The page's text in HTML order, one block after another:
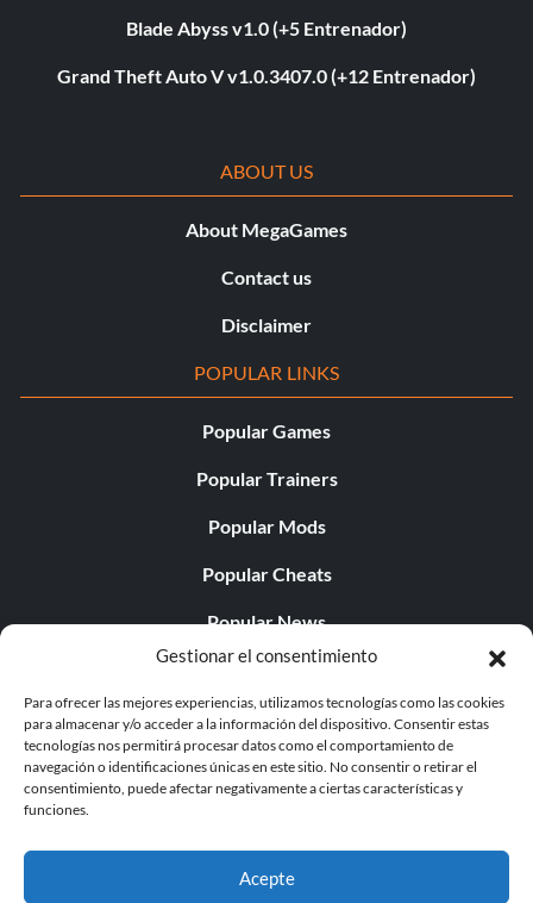
Gestionar el consentimiento
Para ofrecer las mejores experiencias, utilizamos tecnologías como las cookies
para almacenar y/o acceder a la información del dispositivo. Consentir estas
tecnologías nos permitirá procesar datos como el comportamiento de
navegación o identificaciones únicas en este sitio. No consentir o retirar el
consentimiento, puede afectar negativamente a ciertas características y
funciones.
Acepte
Blade Abyss v1.0 (+5 Entrenador)
Grand Theft Auto V v1.0.3407.0 (+12 Entrenador)
ABOUT US
About MegaGames
Contact us
Disclaimer
POPULAR LINKS
Popular Games
Popular Trainers
Popular Mods
Popular Cheats
Popular News
Popular Editorials
Popular Free Games
LATEST UPDATES